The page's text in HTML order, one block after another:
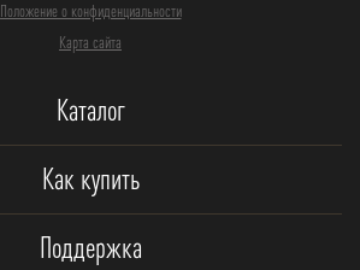
Положение о конфиденциальности
Карта сайта
Каталог
Как купить
Поддержка